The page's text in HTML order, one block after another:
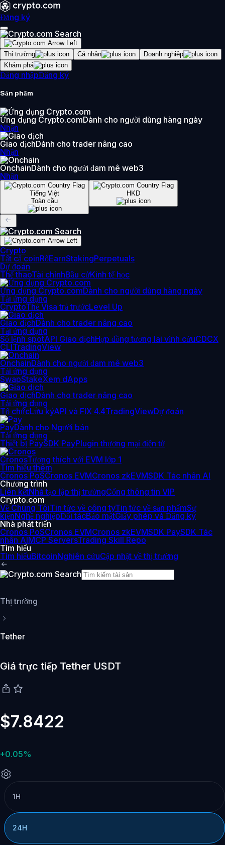
Đăng ký
Thị trường Cá nhân
Doanh nghiệp
Khám phá
Đăng nhậpĐăng ký
Sản phẩm
Ứng dụng Crypto.comDành cho người dùng hàng ngày
Nhận
Giao dịchDành cho trader nâng cao
Nhận
OnchainDành cho người đam mê web3
Nhận
Tiếng Việt
Toàn cầu
HKD
Crypto
Tất cả coinRổEarnStakingPerpetuals
Dự đoán
Thể thaoTài chínhBầu cửKinh tế học
Ứng dụng Crypto.comDành cho người dùng hàng ngày
Tải ứng dụng
CryptoThẻ Visa trả trướcLevel Up
Giao dịchDành cho trader nâng cao
Tải ứng dụng
Sổ lệnh spotAPI Giao dịchHợp đồng tương lai vĩnh cửuCDCX
CLITradingView
OnchainDành cho người đam mê web3
Tải ứng dụng
SwapStakeXem dApps
Giao dịchDành cho trader nâng cao
Tải ứng dụng
Tổ chứcLưu kýAPI và FIX 4.4TradingViewDự đoán
PayDành cho Người bán
Tải ứng dụng
Thiết bị PaySDK PayPlugin thương mại điện tử
CronosTương thích với EVM lớp 1
Tìm hiểu thêm
Cronos PoSCronos EVMCronos zkEVMSDK Tác nhân AI
Chương trình
Liên kếtNhà tạo lập thị trườngCổng thông tin VIP
Crypto.com
Về Chúng TôiTin tức về công tyTin tức về sản phẩmSự
kiệnNghề nghiệpĐối tácBảo mậtGiấy phép và Đăng ký
Nhà phát triển
Cronos PoSCronos EVMCronos zkEVMSDK PaySDK Tác
nhân AIMCP ServersTrading Skill Repo
Tìm hiểu
Tìm hiểuBitcoinNghiên cứuCập nhật về thị trường
Thị trường
Tether
Giá trực tiếp Tether USDT
$7.8422
+0.05%
1H
24H